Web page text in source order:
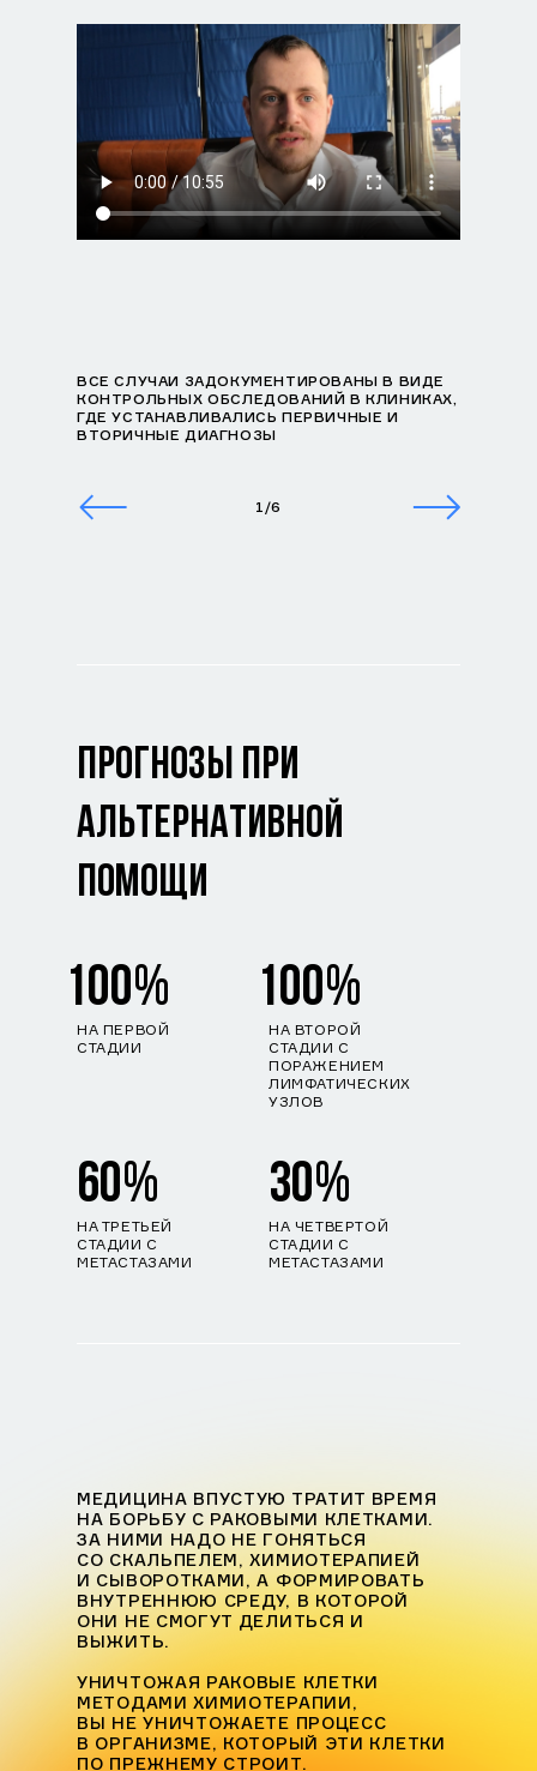
ВСЕ СЛУЧАИ ЗАДОКУМЕНТИРОВАНЫ В ВИДЕ
КОНТРОЛЬНЫХ ОБСЛЕДОВАНИЙ В КЛИНИКАХ,
ГДЕ УСТАНАВЛИВАЛИСЬ ПЕРВИЧНЫЕ И
ВТОРИЧНЫЕ ДИАГНОЗЫ
1/6
ПРОГНОЗЫ ПРИ
АЛЬТЕРНАТИВНОЙ
ПОМОЩИ
100%
НА ПЕРВОЙ
СТАДИИ
100%
НА ВТОРОЙ
СТАДИИ С
ПОРАЖЕНИЕМ
ЛИМФАТИЧЕСКИХ
УЗЛОВ
60%
НА ТРЕТЬЕЙ
СТАДИИ С
МЕТАСТАЗАМИ
30%
НА ЧЕТВЕРТОЙ
СТАДИИ С
МЕТАСТАЗАМИ
МЕДИЦИНА ВПУСТУЮ ТРАТИТ ВРЕМЯ
НА БОРЬБУ С РАКОВЫМИ КЛЕТКАМИ.
ЗА НИМИ НАДО НЕ ГОНЯТЬСЯ
СО СКАЛЬПЕЛЕМ, ХИМИОТЕРАПИЕЙ
И СЫВОРОТКАМИ, А ФОРМИРОВАТЬ
ВНУТРЕННЮЮ СРЕДУ, В КОТОРОЙ
ОНИ НЕ СМОГУТ ДЕЛИТЬСЯ И
ВЫЖИТЬ.
УНИЧТОЖАЯ РАКОВЫЕ КЛЕТКИ
МЕТОДАМИ ХИМИОТЕРАПИИ,
ВЫ НЕ УНИЧТОЖАЕТЕ ПРОЦЕСС
В ОРГАНИЗМЕ, КОТОРЫЙ ЭТИ КЛЕТКИ
ПО ПРЕЖНЕМУ СТРОИТ.